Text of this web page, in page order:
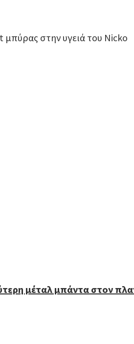
στην υγειά του Nicko
μέταλ μπάντα στον